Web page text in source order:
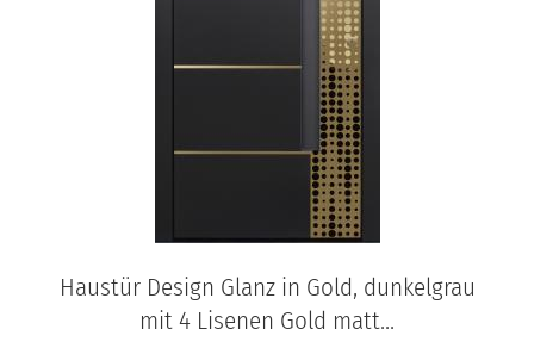
Haustür Design Glanz in Gold, dunkelgrau
mit 4 Lisenen Gold matt...